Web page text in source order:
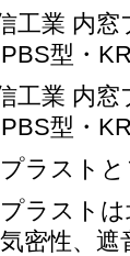
ラスト
ラスト
密性、